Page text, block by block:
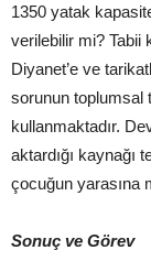
1350 yatak
verilebilir mi? Tabii
Diyanet’e ve
sorunun toplumsal
kullanmaktadır.
aktardığı kaynağı
çocuğun yarasına
Sonuç ve Görev